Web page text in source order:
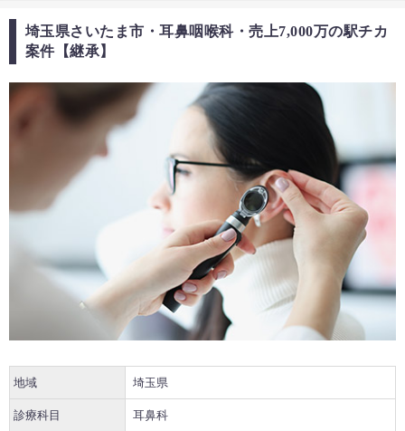
埼玉県さいたま市・耳鼻咽喉科・売上7,000万の駅チカ
案件【継承】
地域 埼玉県
診療科目 耳鼻科